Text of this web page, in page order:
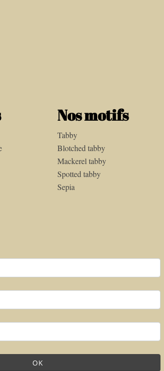
Nos motifs
Tabby
Blotched tabby
Mackerel tabby
Spotted tabby
Sepia
OK